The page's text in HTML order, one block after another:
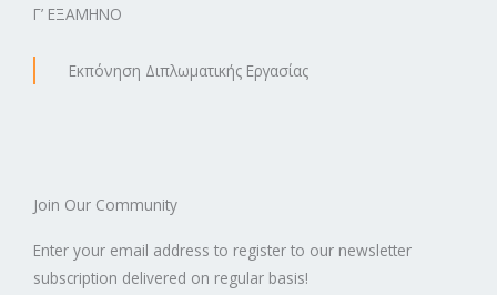
Γ’ ΕΞΑΜΗΝΟ
Εκπόνηση Διπλωματικής Εργασίας
Join Our Community
Enter your email address to register to our newsletter
subscription delivered on regular basis!